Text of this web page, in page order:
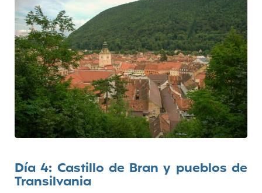
Día 4: Castillo de Bran y pueblos de
Transilvania